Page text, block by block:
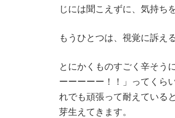
じには聞こえずに、気持ち
もうひとつは、視覚に訴え
とにかくものすごく辛そう
ーーーーー！！」ってくら
れでも頑張って耐えている
芽生えてきます。